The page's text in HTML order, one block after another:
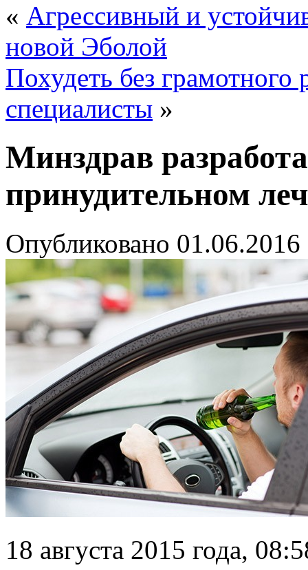
« Агрессивный и
новой Эболой
Похудеть без грамотного
специалисты »
Минздрав
принудительном
Опубликовано 01.06.2016
18 августа 2015 года,